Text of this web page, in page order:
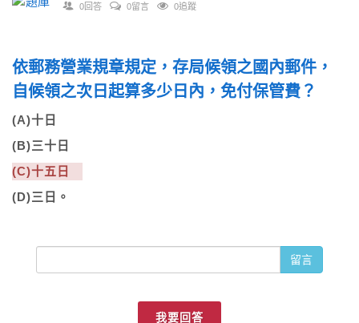
0回答 0留言 0追蹤
依郵務營業規章規定，存局候領之國內郵件，
自候領之次日起算多少日內，免付保管費？
(A)十日
(B)三十日
(C)十五日
(D)三日。
留言
我要回答